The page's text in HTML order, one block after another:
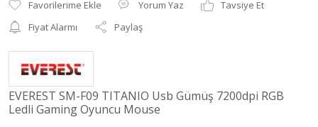
Yorum Yaz
Tavsiye Et
Fiyat Alarmı
Paylaş
EVEREST SM-F09 TITANIO Usb Gümüş 7200dpi RGB
Ledli Gaming Oyuncu Mouse